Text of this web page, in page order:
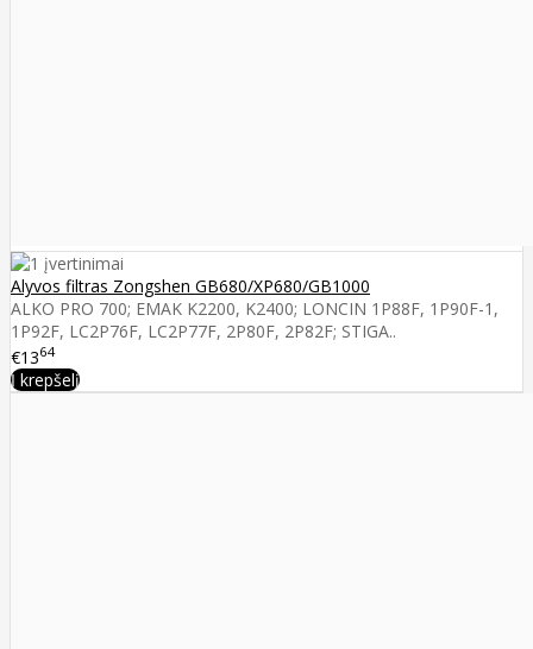
Alyvos filtras Zongshen GB680/XP680/GB1000
ALKO PRO 700; EMAK K2200, K2400; LONCIN 1P88F, 1P90F-1,
1P92F, LC2P76F, LC2P77F, 2P80F, 2P82F; STIGA..
€1364
Į krepšelį